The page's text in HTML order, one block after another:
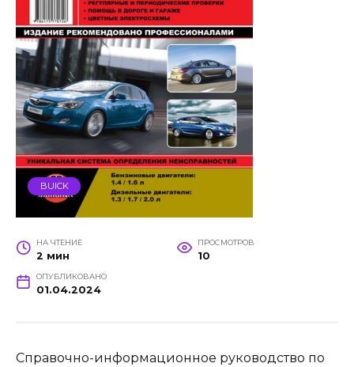
BUICK
НА ЧТЕНИЕ
2 мин
ПРОСМОТРОВ
10
ОПУБЛИКОВАНО
01.04.2024
Справочно-информационное руководство по